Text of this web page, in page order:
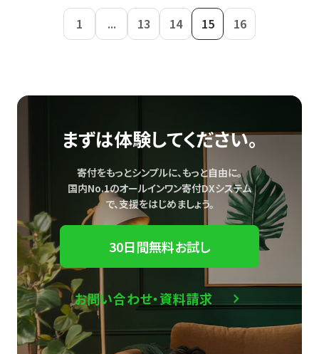
1 ... 13 14 15 16
まずは体験してください。
寄付をもっとシンプルに、もっと自由に。
国内No.1のオールインワン寄付DXシステム
で、支援をはじめましょう。
30日間無料お試し
お問い合わせ・資料請求